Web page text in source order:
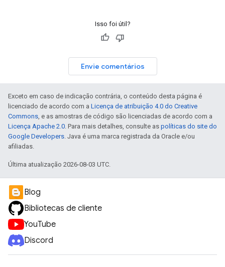
Isso foi útil?
Envie comentários
Exceto em caso de indicação contrária, o conteúdo desta página é
licenciado de acordo com a Licença de atribuição 4.0 do Creative
Commons, e as amostras de código são licenciadas de acordo com a
Licença Apache 2.0. Para mais detalhes, consulte as políticas do site do
Google Developers. Java é uma marca registrada da Oracle e/ou
afiliadas.
Última atualização 2026-08-03 UTC.
Blog
Bibliotecas de cliente
YouTube
Discord